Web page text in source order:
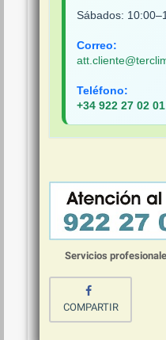
Sábados:
Correo:
Teléfono:
+34 922 27 02 01
Servicios
COMPARTIR